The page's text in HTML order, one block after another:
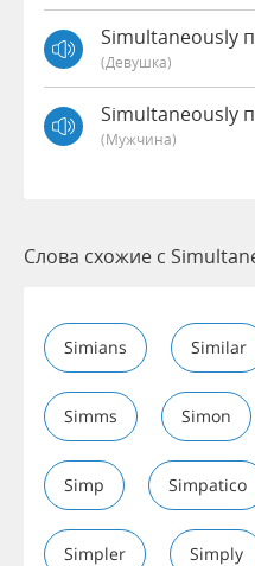
Simultaneously
(девушка)
Simultaneously
(мужчина)
Слова схожие с
Simians Similar
Simms Simon
Simp Simpatico
Simpler Simply